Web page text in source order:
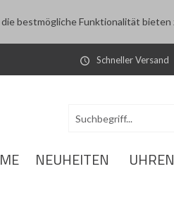
bestmögliche Funktionalität bieten
Schneller Versand
NEUHEITEN UHREN